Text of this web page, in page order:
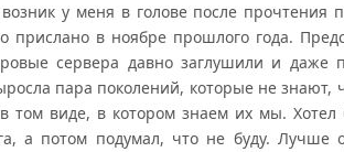
у меня в голове после прочтения
прислано в ноябре прошлого года.
сервера давно заглушили и даже
пара поколений, которые не знают,
том виде, в котором знаем их мы. Хотел
а потом подумал, что не буду. Лучше